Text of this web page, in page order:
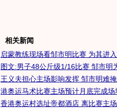
相关新闻
启蒙教练现场看邹市明比赛 为其进入
图文:男子48公斤级1/16比赛 邹市明
王义夫担心主场影响发挥 邹市明难
港奥运马术比赛主场预计月底完成场
香港奥运村选址帝都酒店 离比赛主